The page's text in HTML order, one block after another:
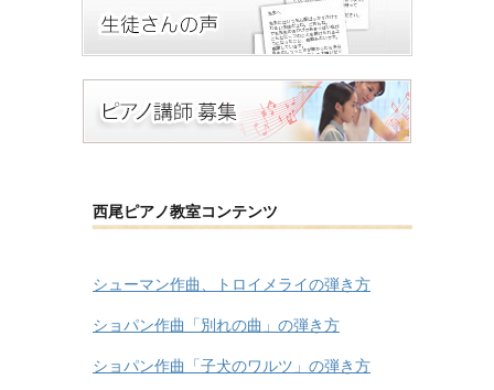
西尾ピアノ教室コンテンツ
シューマン作曲、トロイメライの弾き方
ショパン作曲「別れの曲」の弾き方
ショパン作曲「子犬のワルツ」の弾き方